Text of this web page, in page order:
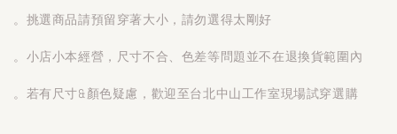
。挑選商品請預留穿著大小，請勿選得太剛好
。小店小本經營，尺寸不合、色差等問題並不在退換貨範圍內
。若有尺寸&顏色疑慮，歡迎至台北中山工作室現場試穿選購